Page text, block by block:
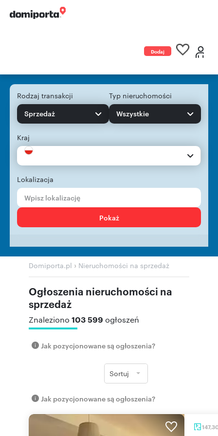
Dodaj
Rodzaj transakcji
Sprzedaż
Typ nieruchomości
Wszystkie
Kraj
Lokalizacja
Pokaż
Domiporta.pl › Nieruchomości na sprzedaż
Ogłoszenia nieruchomości na
sprzedaż
Znaleziono 103 599 ogłoszeń
Jak pozycjonowane są ogłoszenia?
Sortuj
Jak pozycjonowane są ogłoszenia?